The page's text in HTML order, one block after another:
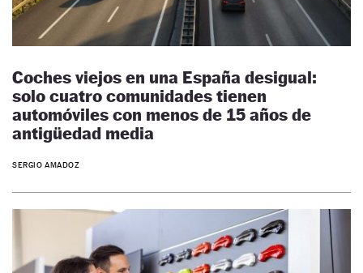
Coches viejos en una España desigual:
solo cuatro comunidades tienen
automóviles con menos de 15 años de
antigüedad media
SERGIO AMADOZ